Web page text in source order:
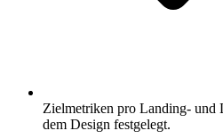
Zielmetriken pro Landing- und
dem Design festgelegt.